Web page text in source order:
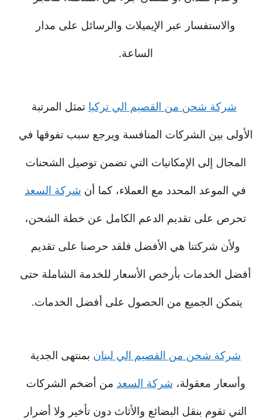
والاستفسار عبر الإيميلات والرسائل على مدار
الساعة.
شركة شحن من القصيم الي تركيا تمثل المرتبة
الأولى بين الشركات المنافسة ويرجع سبب تفوقها في
المجال إلى الإمكانيات التي تضمن توصيل الشحنات
في الموعد المحدد مع العملاء، كما أن شركة السعد
تحرص على تقديم الدعم الكامل عن خطة الشحن،
ولأن شركتنا هي الأفضل فلقد حرصنا على تقديم
أفضل الخدمات بأرخص الأسعار للخدمة الشاملة حتى
يتمكن الجميع من الحصول على أفضل الخدمات.
شركة شحن من القصيم الي لبنان بمنتهى الجدية
وأسعار معقولة، شركة السعد من أضخم الشركات
التي تقوم بنقل البضائع والأثاث دون تأخير ولا أضرار